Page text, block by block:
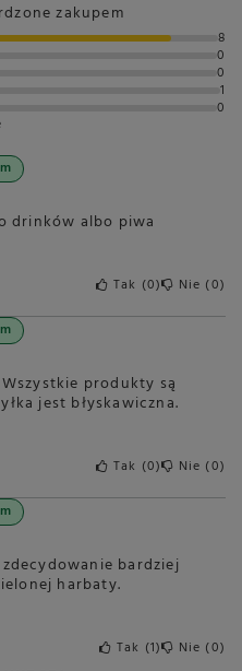
zakupem
8
0
0
1
0
drinków albo piwa
Tak 0 Nie 0
produkty są
jest błyskawiczna.
Tak 0 Nie 0
bardziej
harbaty.
Tak 1 Nie 0